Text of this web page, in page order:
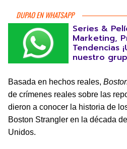
DUPAO EN WHATSAPP
Series &
Marketing,
Tendencias
nuestro
Basada en hechos reales,
de crímenes reales sobre las
dieron a conocer la historia de
Boston Strangler en la década
Unidos.